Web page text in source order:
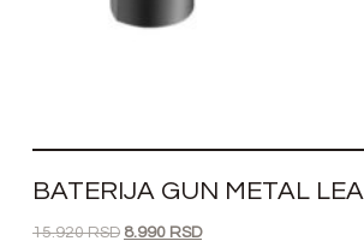
BATERIJA GUN METAL LEA
15.920RSD 8.990 RSD